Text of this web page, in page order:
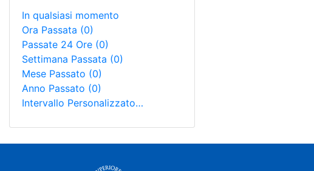
In qualsiasi momento
Ora Passata (0)
Passate 24 Ore (0)
Settimana Passata (0)
Mese Passato (0)
Anno Passato (0)
Intervallo Personalizzato…